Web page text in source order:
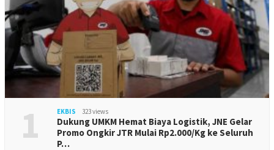
1 EKBIS 323 views
Dukung UMKM Hemat Biaya Logistik, JNE Gelar
Promo Ongkir JTR Mulai Rp2.000/Kg ke Seluruh
P…